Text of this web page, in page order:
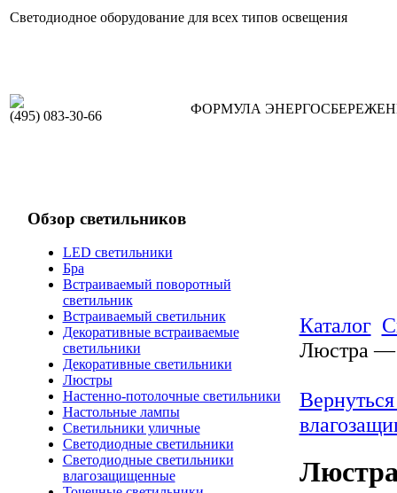
Светодиодное оборудование для всех типов освещения
(495) 083-30-66 ФОРМУЛА
Обзор светильников
LED светильники
Бра
Встраиваемый поворотный
светильник
Встраиваемый светильник
Декоративные встраиваемые
светильники
Декоративные светильники
Люстры
Настенно-потолочные светильники
Настольные лампы
Светильники уличные
Светодиодные светильники
Светодиодные светильники
влагозащищенные
Каталог
Люстра —